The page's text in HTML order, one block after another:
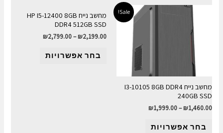
Sale!
מחשב נייח I3-10105 8GB DDR4
240GB SSD
₪1,460.00
–
₪1,999.00
בחר אפשרויות
מחשב נייח HP I5-12400 8GB
DDR4 512GB SSD
₪2,199.00
–
₪2,799.00
בחר אפשרויות